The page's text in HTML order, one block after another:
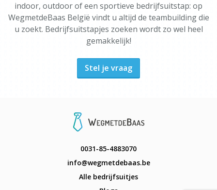
indoor, outdoor of een sportieve bedrijfsuitstap: op
WegmetdeBaas België vindt u altijd de teambuilding die
u zoekt. Bedrijfsuitstapjes zoeken wordt zo wel heel
gemakkelijk!
Stel je vraag
0031-85-4883070
info@wegmetdebaas.be
Alle bedrijfsuitjes